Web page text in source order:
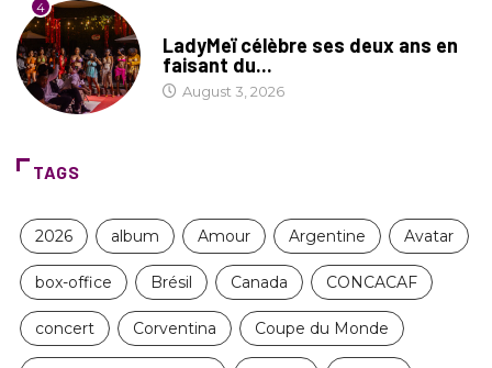
4
LadyMeï célèbre ses deux ans en
faisant du...
August 3, 2026
TAGS
2026 album Amour Argentine Avatar
box-office Brésil Canada CONCACAF
concert Corventina Coupe du Monde